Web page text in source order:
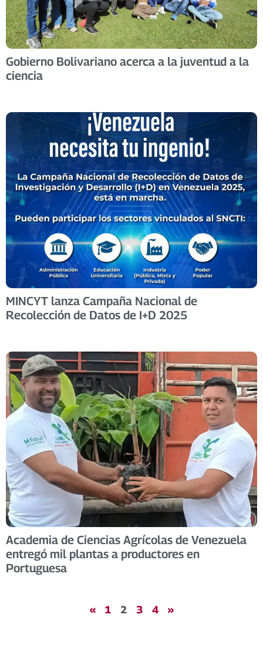
Gobierno Bolivariano acerca a la juventud a la
ciencia
MINCYT lanza Campaña Nacional de
Recolección de Datos de I+D 2025
Academia de Ciencias Agrícolas de Venezuela
entregó mil plantas a productores en
Portuguesa
« 1 2 3 4 »